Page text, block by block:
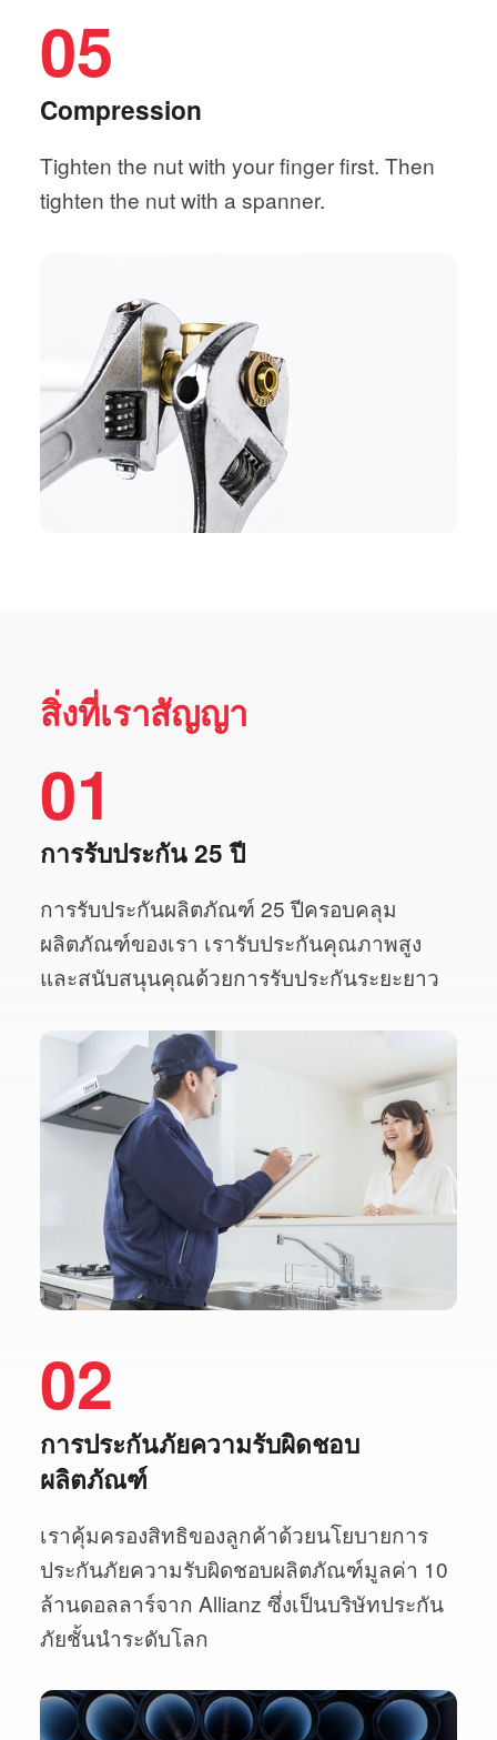
05
Compression
Tighten the nut with your finger first. Then
tighten the nut with a spanner.
สิ่งที่เราสัญญา
01
การรับประกัน 25 ปี
การรับประกันผลิตภัณฑ์ 25 ปีครอบคลุม
ผลิตภัณฑ์ของเรา เรารับประกันคุณภาพสูง
และสนับสนุนคุณด้วยการรับประกันระยะยาว
02
การประกันภัยความรับผิดชอบ
ผลิตภัณฑ์
เราคุ้มครองสิทธิของลูกค้าด้วยนโยบายการ
ประกันภัยความรับผิดชอบผลิตภัณฑ์มูลค่า 10
ล้านดอลลาร์จาก Allianz ซึ่งเป็นบริษัทประกัน
ภัยชั้นนำระดับโลก